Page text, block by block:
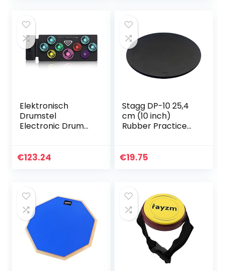
Elektronisch
Drumstel
Electronic Drum
Practice Pad voor
€123.24
Stagg DP-10 25,4
cm (10 inch)
Rubber Practice
€19.75